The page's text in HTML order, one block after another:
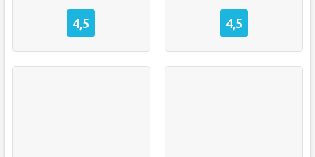
4,5 4,5